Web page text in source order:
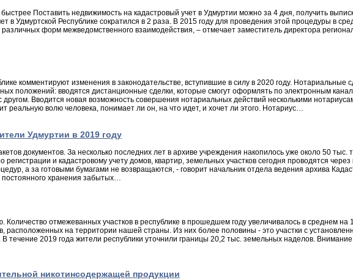
Поставить недвижимость на кадастровый учет в Удмуртии можно за 4 дня, получить
в Удмуртской Республике сократился в 2 раза. В 2015 году для проведения этой процедуры в
форм межведомственного взаимодействия, – отмечает заместитель директора
комментируют изменения в законодательстве, вступившие в силу в 2020 году. Нотариальные
положений: вводятся дистанционные сделки, которые смогут оформлять по электронным
Вводится новая возможность совершения нотариальных действий несколькими
реальную волю человека, понимает ли он, на что идет, и хочет ли этого. Нотариус…
Удмуртии в 2019 году
документов. За несколько последних лет в архиве учреждения накопилось уже около 50
и кадастровому учету домов, квартир, земельных участков сегодня проводятся
а за готовыми бумагами не возвращаются, - говорит начальник отдела ведения архива
хранения забытых…
отмежеванных участков в республике в прошедшем году увеличивалось в среднем на
расположенных на территории нашей страны. Из них более половины - это участки с
2019 года жители республики уточнили границы 20,2 тыс. земельных наделов. Внимание
никотинсодержащей продукции